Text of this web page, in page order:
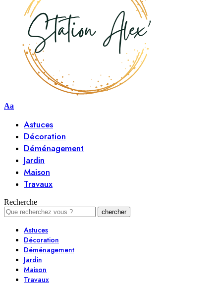
Aa
Astuces
Décoration
Déménagement
Jardin
Maison
Travaux
Recherche
Astuces
Décoration
Déménagement
Jardin
Maison
Travaux